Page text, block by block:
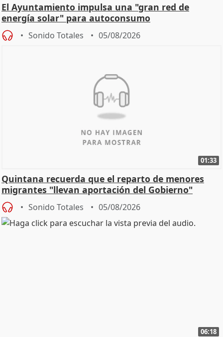
El Ayuntamiento impulsa una "gran red de
energía solar" para autoconsumo
Sonido Totales 05/08/2026
01:33
Quintana recuerda que el reparto de menores
migrantes "llevan aportación del Gobierno"
central
Sonido Totales 05/08/2026
06:18